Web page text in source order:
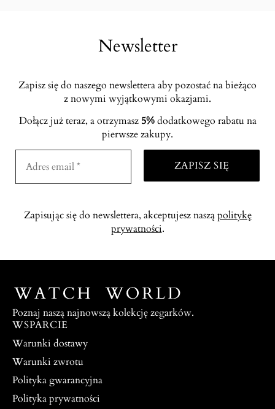
Newsletter
Zapisz się do naszego newslettera aby pozostać na bieżąco
z nowymi wyjątkowymi okazjami.
Dołącz już teraz, a otrzymasz 5%dodatkowego rabatu na
pierwsze zakupy.
Zapisując się do newslettera, akceptujesz nasząpolitykę
prywatności.
Poznaj naszą najnowszą kolekcję zegarków.
WSPARCIE
Warunki dostawy
Warunki zwrotu
Polityka gwarancyjna
Polityka prywatności